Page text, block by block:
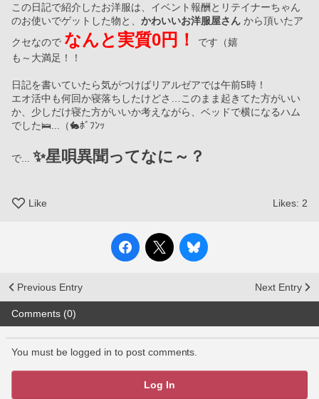
この日記で紹介したお洋服は、イベント報酬とリテイナーちゃん
のお使いでゲットした物と、 かわいいお洋服屋さん から頂いたア
クセなので なんと実質0円！
です（嬉
も～大満足！！
日記を書いていたら気がつけばリアルゼアでは午前5時！
エオ活中も何回か寝落ちしたけどさ…このまま起きてた方がいい
か、少しだけ寝た方がいいか考えながら、ベッドで横になるハム
でした🛌...（🐇ﾎﾞﾌﾝｯ
で... ✨星唄異聞ってなに～？
Like Likes: 2
Previous Entry Next Entry
Comments (0)
You must be logged in to post comments.
Log In